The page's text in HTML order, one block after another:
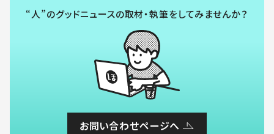
“人”のグッドニュースの取材・執筆をしてみませんか？
お問い合わせページへ